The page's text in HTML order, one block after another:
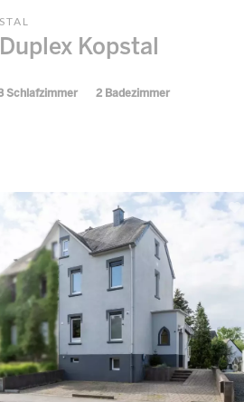
Kopstal
Schlafzimmer 2 Badezimmer